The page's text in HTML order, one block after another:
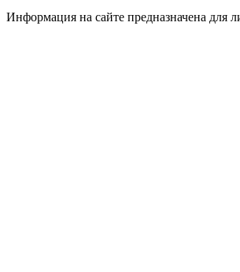
Информация на сайте предназначена для